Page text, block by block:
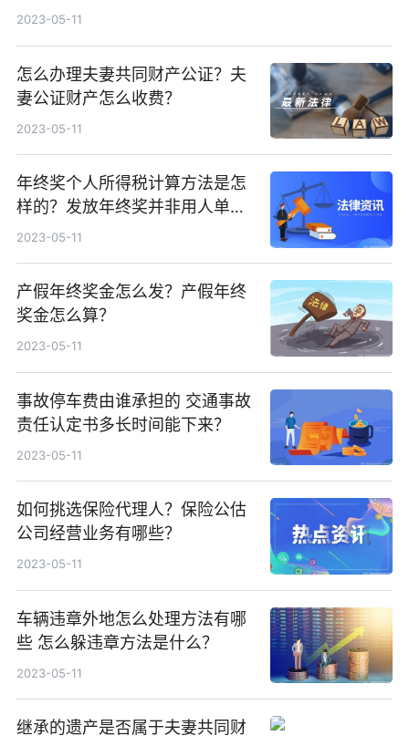
2023-05-11
怎么办理夫妻共同财产公证？夫
妻公证财产怎么收费？
2023-05-11
年终奖个人所得税计算方法是怎
样的？发放年终奖并非用人单位
的强制性义务吗？
2023-05-11
产假年终奖金怎么发？产假年终
奖金怎么算？
2023-05-11
事故停车费由谁承担的 交通事故
责任认定书多长时间能下来？
2023-05-11
如何挑选保险代理人？保险公估
公司经营业务有哪些？
2023-05-11
车辆违章外地怎么处理方法有哪
些 怎么躲违章方法是什么？
2023-05-11
继承的遗产是否属于夫妻共同财